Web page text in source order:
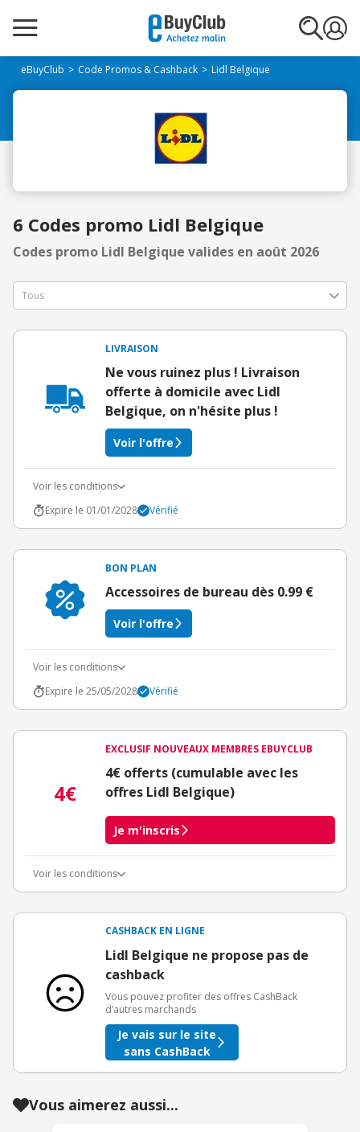
eBuyClub Code Promos & Cashback Lidl Belgique
6 Codes promo Lidl Belgique
Codes promo Lidl Belgique valides en août 2026
LIVRAISON
Ne vous ruinez plus ! Livraison
offerte à domicile avec Lidl
Belgique, on n'hésite plus !
Voir l'offre
Voir les conditions
Expire le 01/01/2028
Vérifié
BON PLAN
Accessoires de bureau dès 0.99 €
Voir l'offre
Voir les conditions
Expire le 25/05/2028
Vérifié
4€
EXCLUSIF NOUVEAUX MEMBRES EBUYCLUB
4€ offerts (cumulable avec les
offres Lidl Belgique)
Je m'inscris
Voir les conditions
3€ de bienvenue crédités immédiatement + 1€ supplémentaire
Offre réservée à une toute première inscription chez eBuyClub.
CASHBACK EN LIGNE
Lidl Belgique ne propose pas de
cashback
Vous pouvez profiter des offres CashBack
d’autres marchands
Je vais sur le site
sans CashBack
Vous aimerez aussi...